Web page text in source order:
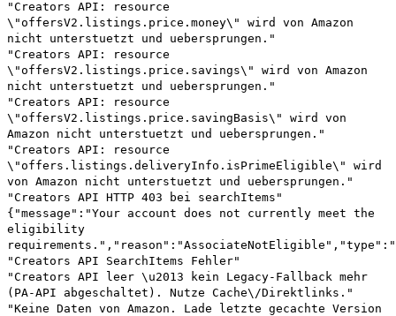
"Creators API: resource
\"offersV2.listings.price.money\" wird von Amazon
nicht unterstuetzt und uebersprungen."
"Creators API: resource
\"offersV2.listings.price.savings\" wird von Amazon
nicht unterstuetzt und uebersprungen."
"Creators API: resource
\"offersV2.listings.price.savingBasis\" wird von
Amazon nicht unterstuetzt und uebersprungen."
"Creators API: resource
\"offers.listings.deliveryInfo.isPrimeEligible\" wird
von Amazon nicht unterstuetzt und uebersprungen."
"Creators API HTTP 403 bei searchItems"
{"message":"Your account does not currently meet the
eligibility
"Creators API SearchItems Fehler"
"Creators API leer \u2013 kein Legacy-Fallback mehr
(PA-API abgeschaltet). Nutze Cache\/Direktlinks."
"Keine Daten von Amazon. Lade letzte gecachte Version